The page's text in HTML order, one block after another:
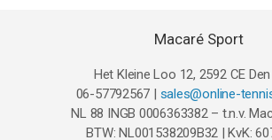
Macaré Sport
Het Kleine Loo 12, 2592 CE
06-57792567 | sales@online-
NL 88 INGB 0006363382 – t.n.v.
BTW: NL001538209B32 | KvK: